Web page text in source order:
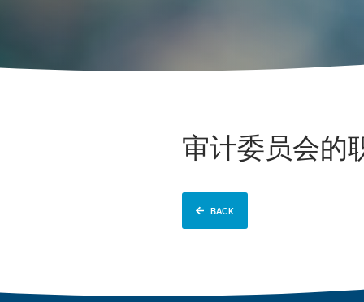
审计委员会的
BACK